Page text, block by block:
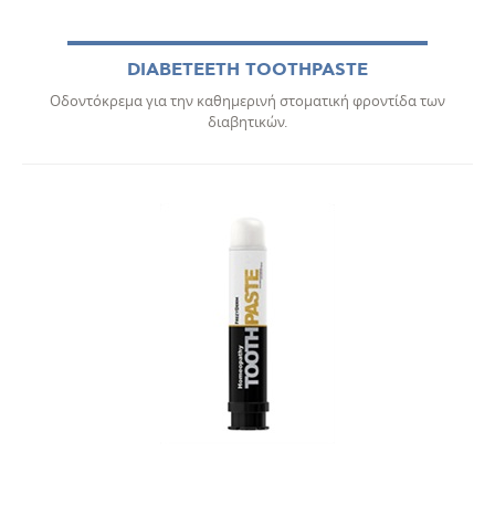
DIABETEETH TOOTHPASTE
Οδοντόκρεμα για την καθημερινή στοματική φροντίδα των
διαβητικών.